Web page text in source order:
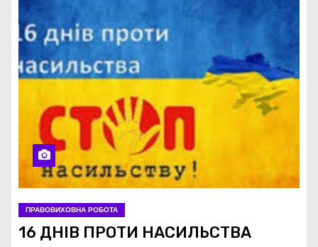
ПРАВОВИХОВНА РОБОТА
16 ДНІВ ПРОТИ НАСИЛЬСТВА